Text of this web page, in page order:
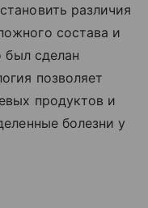
различия
состава и
был сделан
позволяет
продуктов и
болезни у